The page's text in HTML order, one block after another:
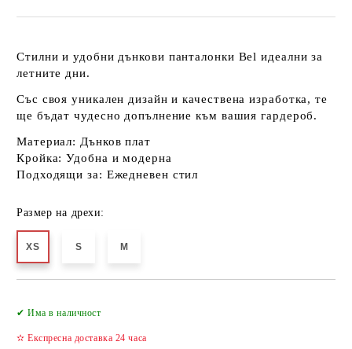
Стилни и удобни дънкови панталонки Bel идеални за
летните дни.
Със своя уникален дизайн икачествена изработка, те
ще бъдат чудесно допълнение към вашия гардероб.
Материал: Дънков плат
Кройка:Удобна и модерна
Подходящи за: Ежедневен стил
Размер на дрехи:
XS S M
✔ Има в наличност
✫ Експресна доставка 24 часа